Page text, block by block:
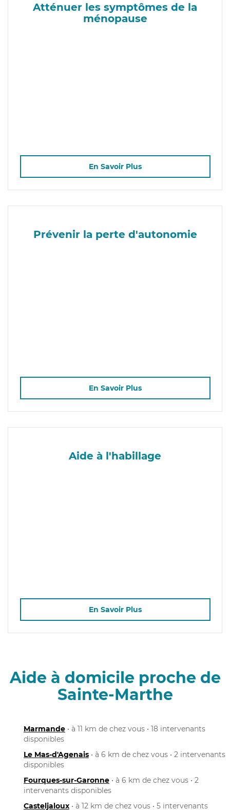
Atténuer les symptômes de la
ménopause
En Savoir Plus
Prévenir la perte d'autonomie
En Savoir Plus
Aide à l'habillage
En Savoir Plus
Aide à domicile proche de
Sainte-Marthe
Marmande • à 11 km de chez vous • 18 intervenants
disponibles
Le Mas-d'Agenais • à 6 km de chez vous • 2 intervenants
disponibles
Fourques-sur-Garonne • à 6 km de chez vous • 2
intervenants disponibles
Casteljaloux • à 12 km de chez vous • 5 intervenants